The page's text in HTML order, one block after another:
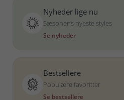
Nyheder lige nu
Sæsonens nyeste styles
Se nyheder
Bestsellere
Populære favoritter
Se bestsellere